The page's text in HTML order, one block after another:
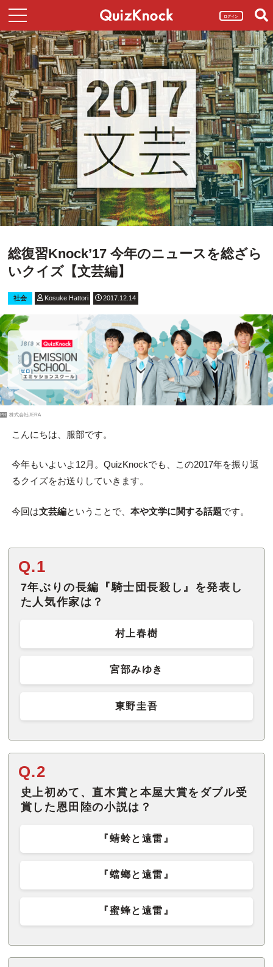
ログイン
総復習Knock’17 今年のニュースを総ざら
いクイズ【文芸編】
社会 Kosuke Hattori 2017.12.14
PR 株式会社JERA
こんにちは、服部です。
今年もいよいよ12月。QuizKnockでも、この2017年を振り返
るクイズをお送りしていきます。
今回は文芸編ということで、 本や文学に関する話題です。
Q.1
7年ぶりの長編『騎士団長殺し』を発表し
た人気作家は？
村上春樹
宮部みゆき
東野圭吾
Q.2
史上初めて、直木賞と本屋大賞をダブル受
賞した恩田陸の小説は？
『蜻蛉と遠雷』
『蟷螂と遠雷』
『蜜蜂と遠雷』